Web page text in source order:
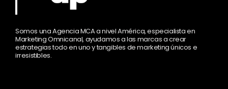
Somos una Agencia MCA a nivel América, especialista en
Marketing Omnicanal, ayudamos a las marcas a crear
estrategias todo en uno y tangibles de marketing únicos e
irresistibles.